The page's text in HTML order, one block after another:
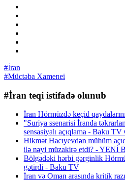
#İran
#Müctəba Xamenei
#İran teqi istifadə olunub
İran Hörmüzdə keçid
"Suriya ssenarisi İranda
sensasiyalı açıqlama - Baku
Hikmət Hacıyevdən mühüm
ilə nəyi müzakirə etdi? - YENİ
Bölgədəki hərbi gərginlik
gətirdi - Baku TV
İran və Oman arasında kritik